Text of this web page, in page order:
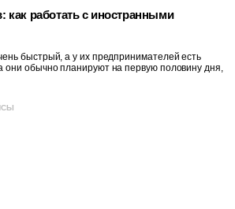
как работать с иностранными
быстрый, а у их предпринимателей есть
они обычно планируют на первую половину дня,